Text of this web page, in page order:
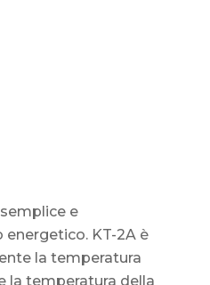
e
KT-2A è
la temperatura
la temperatura della